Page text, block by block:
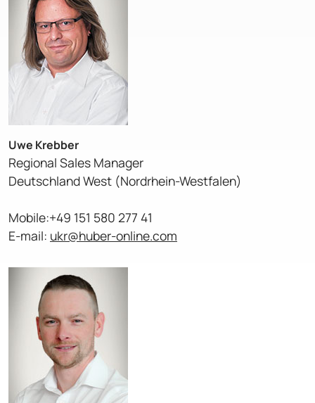
Uwe Krebber
Regional Sales Manager
Deutschland West (Nordrhein-Westfalen)
Mobile:+49 151 580 277 41
E-mail: ukr@huber-online.com